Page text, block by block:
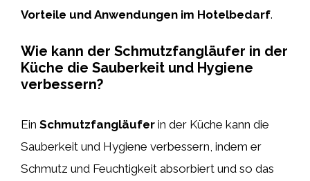
Vorteile und Anwendungen im Hotelbedarf.
Wie kann der Schmutzfangläufer in der
Küche die Sauberkeit und Hygiene
verbessern?
Ein Schmutzfangläufer in der Küche kann die
Sauberkeit und Hygiene verbessern, indem er
Schmutz und Feuchtigkeit absorbiert und so das